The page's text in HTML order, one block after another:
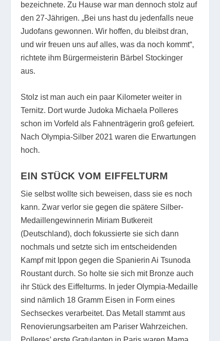
bezeichnete. Zu Hause war man dennoch stolz auf
den 27-Jährigen. „Bei uns hast du jedenfalls neue
Judofans gewonnen. Wir hoffen, du bleibst dran,
und wir freuen uns auf alles, was da noch kommt“,
richtete ihm Bürgermeisterin Bärbel Stockinger
aus.
Stolz ist man auch ein paar Kilometer weiter in
Ternitz. Dort wurde Judoka Michaela Polleres
schon im Vorfeld als Fahnenträgerin groß gefeiert.
Nach Olympia-Silber 2021 waren die Erwartungen
hoch.
EIN STÜCK VOM EIFFELTURM
Sie selbst wollte sich beweisen, dass sie es noch
kann. Zwar verlor sie gegen die spätere Silber-
Medaillengewinnerin Miriam Butkereit
(Deutschland), doch fokussierte sie sich dann
nochmals und setzte sich im entscheidenden
Kampf mit Ippon gegen die Spanierin Ai Tsunoda
Roustant durch. So holte sie sich mit Bronze auch
ihr Stück des Eiffelturms. In jeder Olympia-Medaille
sind nämlich 18 Gramm Eisen in Form eines
Sechseckes verarbeitet. Das Metall stammt aus
Renovierungsarbeiten am Pariser Wahrzeichen.